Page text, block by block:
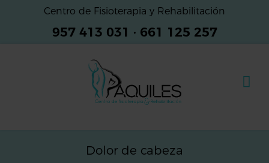
Centro de Fisioterapia y Rehabilitación
957 413 031 · 661 125 257
Dolor de cabeza